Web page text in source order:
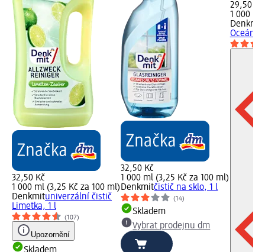
32,50 Kč
1 000 ml (3,25 Kč za 100 ml)
Denkmituniverzální čistič
Limetka, 1 l
(107)
Upozornění
32,50 Kč
1 000 ml (3,25 Kč za 100 ml)
Denkmitčistič na sklo, 1 l
(14)
Skladem
Vybrat prodejnu dm
29,50 Kč
1 000 ml
Denkmit
Oceán,